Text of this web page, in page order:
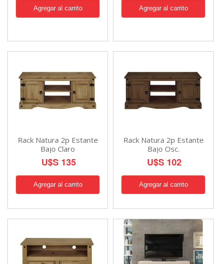
Rack Natura 2p Estante
Bajo Claro
U$S 135
Rack Natura 2p Estante
Bajo Osc.
U$S 102